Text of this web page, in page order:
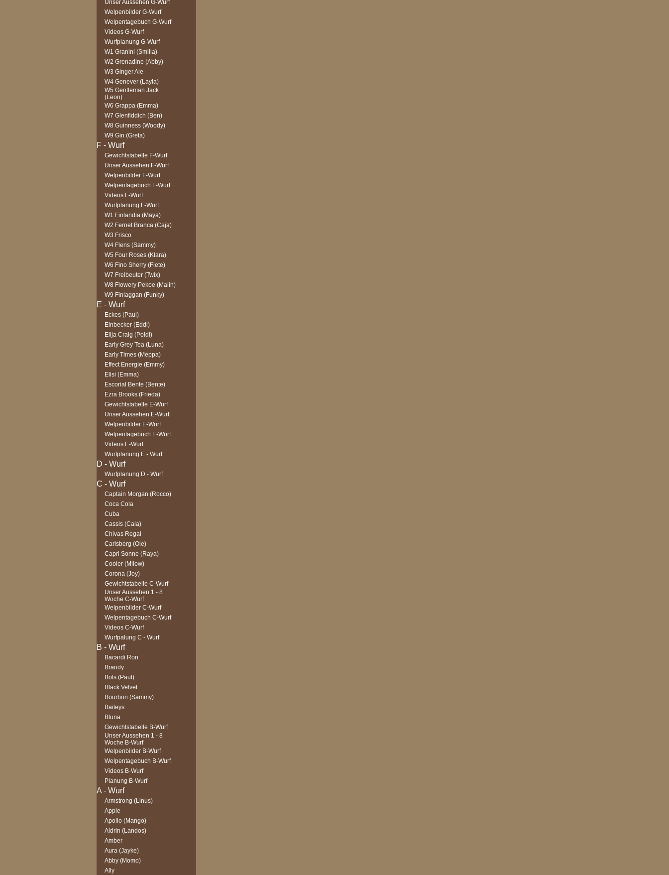
Unser Aussehen G-Wurf
Welpenbilder G-Wurf
Welpentagebuch G-Wurf
Videos G-Wurf
Wurfplanung G-Wurf
W1 Granini (Smilla)
W2 Grenadine (Abby)
W3 Ginger Ale
W4 Genever (Layla)
W5 Gentleman Jack
(Leon)
W6 Grappa (Emma)
W7 Glenfiddich (Ben)
W8 Guinness (Woody)
W9 Gin (Greta)
Gewichtstabelle F-Wurf
Unser Aussehen F-Wurf
Welpenbilder F-Wurf
Welpentagebuch F-Wurf
Videos F-Wurf
Wurfplanung F-Wurf
W1 Finlandia (Maya)
W2 Fernet Branca (Caja)
W3 Frisco
W4 Flens (Sammy)
W5 Four Roses (Klara)
W6 Fino Sherry (Fiete)
W7 Freibeuter (Twix)
W8 Flowery Pekoe (Malin)
W9 Finlaggan (Funky)
Eckes (Paul)
Einbecker (Eddi)
Elija Craig (Poldi)
Early Grey Tea (Luna)
Early Times (Meppa)
Effect Energie (Emmy)
Elisi (Emma)
Escorial Bente (Bente)
Ezra Brooks (Frieda)
Gewichtstabelle E-Wurf
Unser Aussehen E-Wurf
Welpenbilder E-Wurf
Welpentagebuch E-Wurf
Videos E-Wurf
Wurfplanung E - Wurf
Wurfplanung D - Wurf
Captain Morgan (Rocco)
Coca Cola
Cuba
Cassis (Cala)
Chivas Regal
Carlsberg (Ole)
Capri Sonne (Raya)
Cooler (Milow)
Corona (Joy)
Gewichtstabelle C-Wurf
Unser Aussehen 1 - 8
Woche C-Wurf
Welpenbilder C-Wurf
Welpentagebuch C-Wurf
Videos C-Wurf
Wurfpalung C - Wurf
Bacardi Ron
Brandy
Bols (Paul)
Black Velvet
Bourbon (Sammy)
Baileys
Bluna
Gewichtstabelle B-Wurf
Unser Aussehen 1 - 8
Woche B-Wurf
Welpenbilder B-Wurf
Welpentagebuch B-Wurf
Videos B-Wurf
Planung B-Wurf
Armstrong (Linus)
Apple
Apollo (Mango)
Aldrin (Landos)
Amber
Aura (Jayke)
Abby (Momo)
Ally